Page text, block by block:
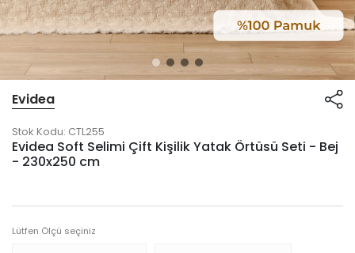
Evidea
Stok Kodu: CTL255
Evidea Soft Selimi Çift Kişilik Yatak Örtüsü Seti - Bej
- 230x250 cm
Lütfen Ölçü seçiniz